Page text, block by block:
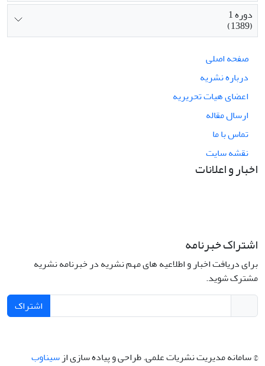
دوره 1
(1389)
صفحه اصلی
درباره نشریه
اعضای هیات تحریریه
ارسال مقاله
تماس با ما
نقشه سایت
اخبار و اعلانات
اشتراک خبرنامه
برای دریافت اخبار و اطلاعیه های مهم نشریه در خبرنامه نشریه
مشترک شوید.
اشتراک
© سامانه مدیریت نشریات علمی.طراحی و پیاده سازی ازسیناوب